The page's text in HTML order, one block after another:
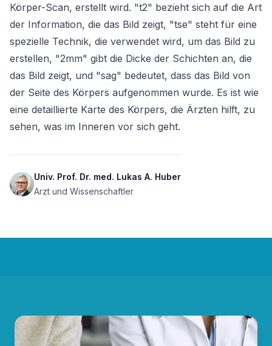
Körper-Scan, erstellt wird. "t2" bezieht sich auf die Art
der Information, die das Bild zeigt, "tse" steht für eine
spezielle Technik, die verwendet wird, um das Bild zu
erstellen, "2mm" gibt die Dicke der Schichten an, die
das Bild zeigt, und "sag" bedeutet, dass das Bild von
der Seite des Körpers aufgenommen wurde. Es ist wie
eine detaillierte Karte des Körpers, die Ärzten hilft, zu
sehen, was im Inneren vor sich geht.
Univ. Prof. Dr. med. Lukas A. Huber
Arzt und Wissenschaftler